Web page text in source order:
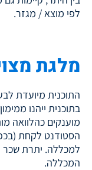
לפי מוצא / מגזר.
מלגת
מוענקים כהלוואה
הסטודנט לקחת
למכללה. יתרת שכר
המכללה.